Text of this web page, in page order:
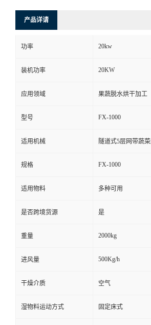
产品详请
功率 20kw
装机功率 20KW
应用领域 果蔬脱水烘干加工
型号 FX-1000
适用机械 隧道式5层网带蔬
规格 FX-1000
适用物料 多种可用
是否跨境货源 是
重量 2000kg
进风量 500Kg/h
干燥介质 空气
湿物料运动方式 固定床式